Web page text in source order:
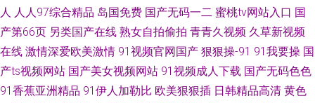
人 人人97综合精品 岛国免费 国产无码一二 蜜桃tv网站入口 国
产第66页 另类国产在线 熟女自拍偷拍 青青久视频 久草新视频
在线 激情深爱欧美激情 91视频官网国产 狠狠操-91 91我要操 国
产ts视频网站 国产美女视频网站 91视频成人下载 国产无码色色
91香蕉亚洲精品 91伊人加勒比 欧美狠狠插 日韩精品高清 黄色